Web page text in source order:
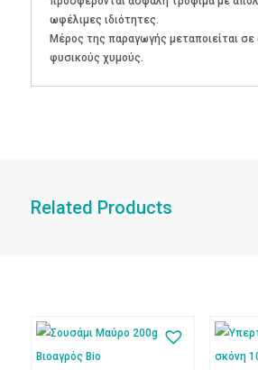
ωφέλιμες ιδιότητες.
Μέρος της παραγωγής μεταποιείται σε
φυσικούς χυμούς.
Related Products